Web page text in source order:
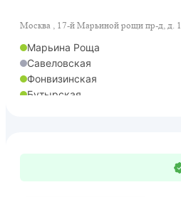
Москва , 17-й Марьиной рощи пр-д, д. 1
Марьина Роща
Савеловская
Фонвизинская
Бутырская